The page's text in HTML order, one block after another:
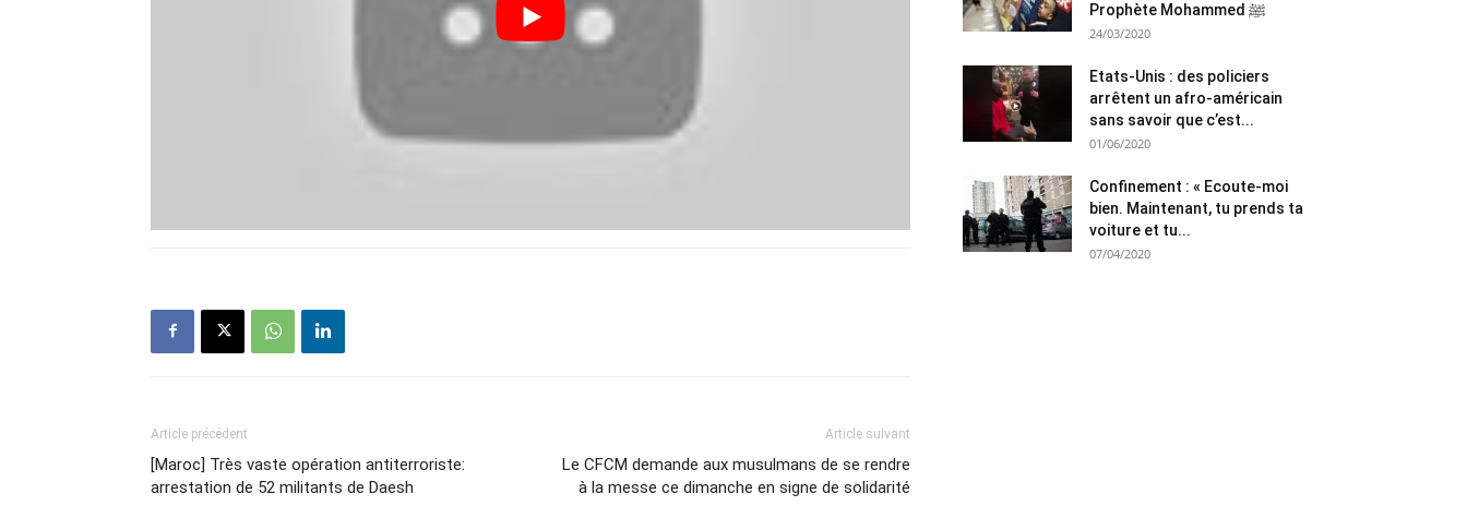
Article précédent
[Maroc] Très vaste opération antiterroriste:
arrestation de 52 militants de Daesh
Article suivant
Le CFCM demande aux musulmans de se rendre
à la messe ce dimanche en signe de solidarité
Prophète Mohammed ﷺ
24/03/2020
Etats-Unis : des policiers
arrêtent un afro-américain
sans savoir que c’est...
01/06/2020
Confinement : « Ecoute-moi
bien. Maintenant, tu prends ta
voiture et tu...
07/04/2020